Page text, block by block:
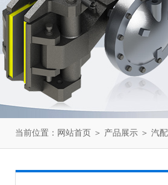
当前位置： 网站首页 ＞ 产品展示 ＞ 汽